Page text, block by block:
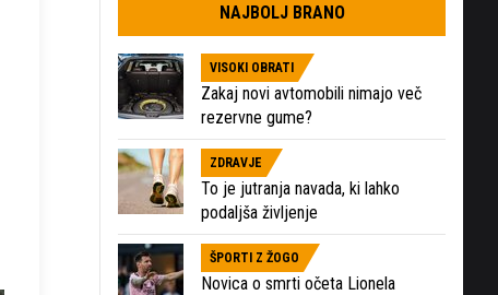
NAJBOLJ BRANO
VISOKI OBRATI
Zakaj novi avtomobili nimajo več
rezervne gume?
ZDRAVJE
To je jutranja navada, ki lahko
podaljša življenje
ŠPORTI Z ŽOGO
Novica o smrti očeta Lionela